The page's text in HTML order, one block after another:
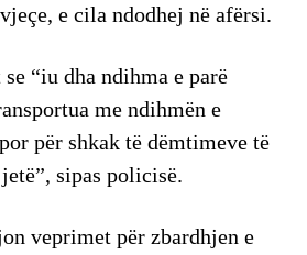
e cila ndodhej në afërsi.
“iu dha ndihma e parë
me ndihmën e
për shkak të dëmtimeve të
sipas policisë.
veprimet për zbardhjen e